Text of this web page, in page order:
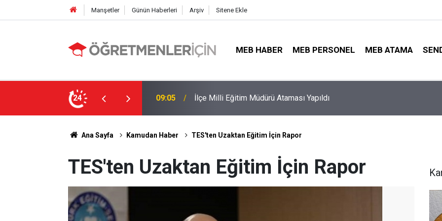
Manşetler Günün Haberleri Arşiv Sitene Ekle
MEB HABER MEB PERSONEL MEB ATAMA
24 19:00 MEB e-Kayıt Sonuçları e-Devlet'te: İşte Sorgulama Ekranı ve Nakil
Ana Sayfa Kamudan Haber TES'ten Uzaktan Eğitim İçin Rapor
TES'ten Uzaktan Eğitim İçin Rapor